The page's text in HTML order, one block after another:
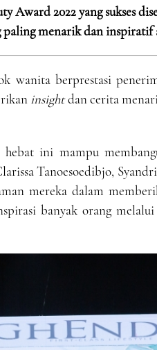
Award 2022 yang sukses
paling menarik dan inspiratif
wanita berprestasi
insightdan cerita
ini mampu
Tanoesoedibjo,
mereka dalam
banyak orang